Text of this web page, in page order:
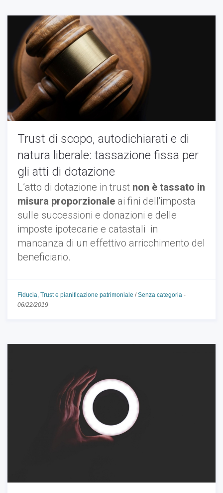
Trust di scopo, autodichiarati e di
natura liberale: tassazione fissa per
gli atti di dotazione
L’atto di dotazione in trust non è tassato in
misura proporzionale ai fini dell'imposta
sulle successioni e donazioni e delle
imposte ipotecarie e catastali in
mancanza di un effettivo arricchimento del
beneficiario.
Fiducia, Trust e pianificazione patrimoniale /Senza categoria -
06/22/2019